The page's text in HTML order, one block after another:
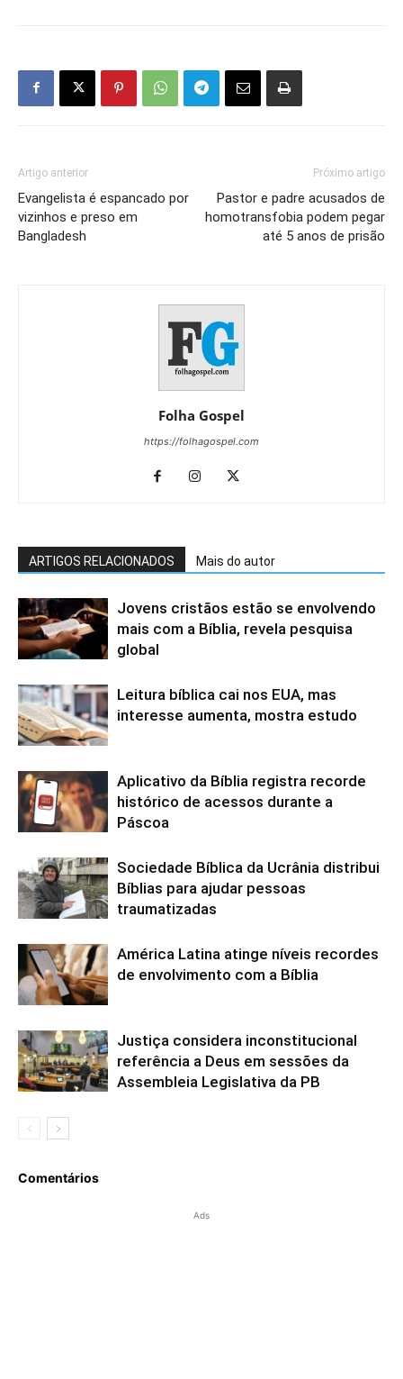
Artigo anterior
Evangelista é espancado por
vizinhos e preso em
Bangladesh
Próximo artigo
Pastor e padre acusados de
homotransfobia podem pegar
até 5 anos de prisão
Folha Gospel
https://folhagospel.com
ARTIGOS RELACIONADOS Mais do autor
Jovens cristãos estão se envolvendo
mais com a Bíblia, revela pesquisa
global
Leitura bíblica cai nos EUA, mas
interesse aumenta, mostra estudo
Aplicativo da Bíblia registra recorde
histórico de acessos durante a
Páscoa
Sociedade Bíblica da Ucrânia distribui
Bíblias para ajudar pessoas
traumatizadas
América Latina atinge níveis recordes
de envolvimento com a Bíblia
Justiça considera inconstitucional
referência a Deus em sessões da
Assembleia Legislativa da PB
Comentários
Ads